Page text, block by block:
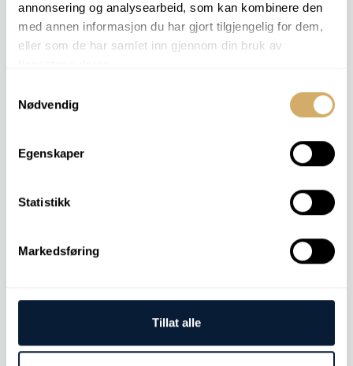
annonsering og analysearbeid, som kan kombinere den
med annen informasjon du har gjort tilgjengelig for dem,
eller som de har samlet inn gjennom din bruk av
Nødvendig
Egenskaper
Statistikk
Markedsføring
Tillat alle
LIQUIDE DE REFROIDISSEMENT 1
Alcalinité
LIQUIDE DE REFROIDISSEMENT 2
Point de congélation
Point de congélation